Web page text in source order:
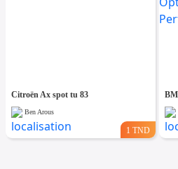
Citroën Ax spot tu 83
Ben Arous
1 TND